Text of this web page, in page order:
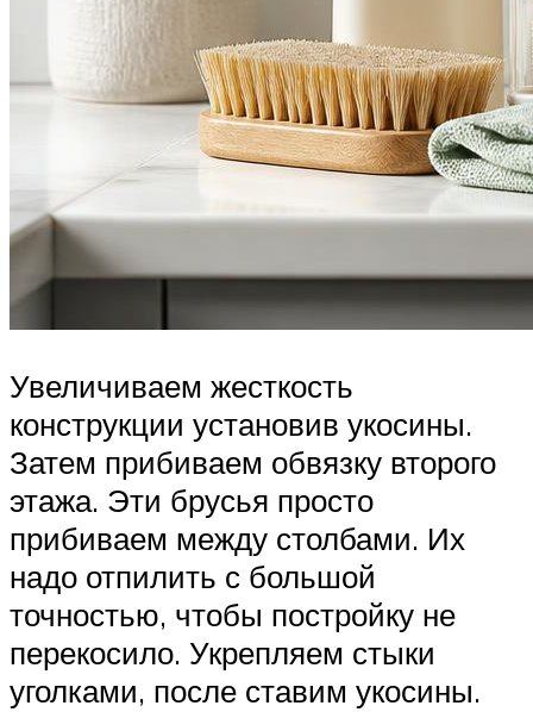
Увеличиваем жесткость
конструкции установив укосины.
Затем прибиваем обвязку второго
этажа. Эти брусья просто
прибиваем между столбами. Их
надо отпилить с большой
точностью, чтобы постройку не
перекосило. Укрепляем стыки
уголками, после ставим укосины.